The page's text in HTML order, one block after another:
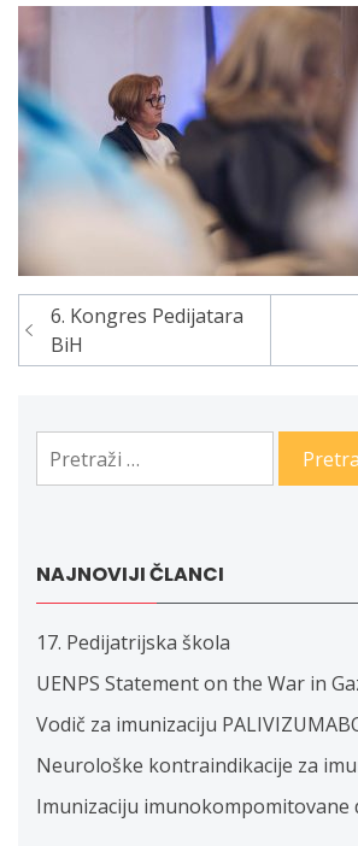
Navigacija
članaka
6. Kongres Pedijatara
BiH
Pretraga:
NAJNOVIJI ČLANCI
17. Pedijatrijska škola
UENPS Statement on the War in
Vodič za imunizaciju
Neurološke kontraindikacije za
Imunizaciju imunokompomitovane